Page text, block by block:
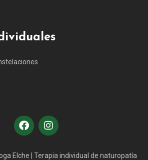
Elche Terapia individual de naturopatía